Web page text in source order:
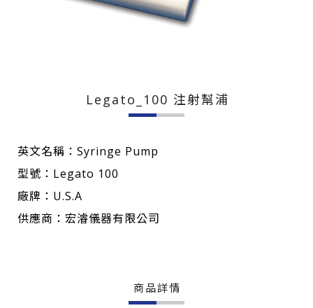
Legato_100 注射幫浦
英文名稱：Syringe Pump
型號：Legato 100
廠牌：U.S.A
供應商：宏濬儀器有限公司
商品詳情